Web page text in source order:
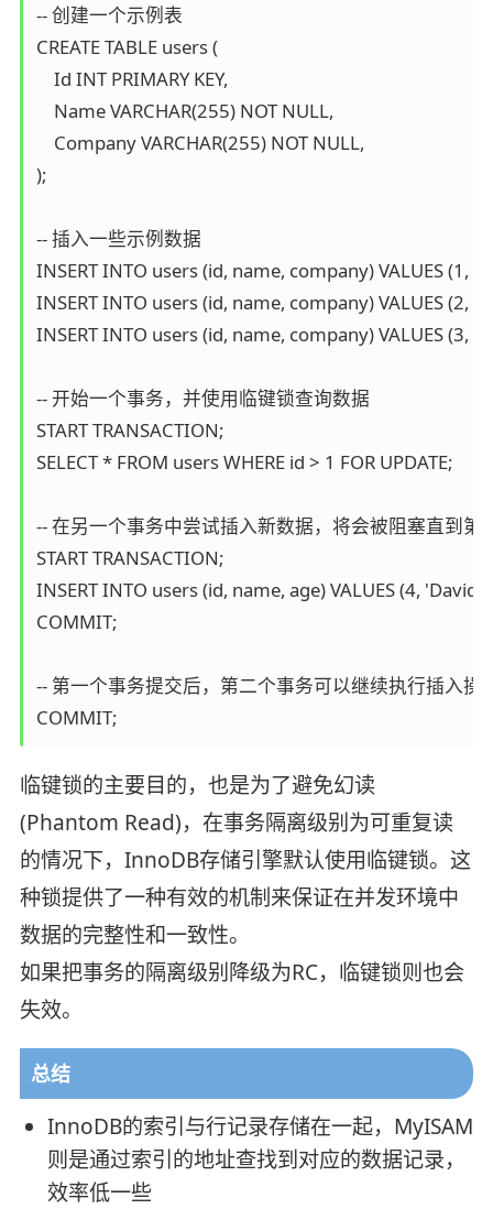
-- 创建一个示例表
CREATE TABLE users (
    Id INT PRIMARY KEY,
    Name VARCHAR(255) NOT NULL,
    Company VARCHAR(255) NOT NULL,
);
-- 插入一些示例数据
INSERT INTO users (id, name, company) VALUES (1,
INSERT INTO users (id, name, company) VALUES (2,
INSERT INTO users (id, name, company) VALUES (3,
-- 开始一个事务，并使用临键锁查询数据
START TRANSACTION;
SELECT * FROM users WHERE id > 1 FOR UPDATE;
-- 在另一个事务中尝试插入新数据，将会被阻塞直到
START TRANSACTION;
INSERT INTO users (id, name, age) VALUES (4,
COMMIT;
-- 第一个事务提交后，第二个事务可以继续执行插入
COMMIT;
临键锁的主要目的，也是为了避免幻读
(Phantom Read)，在事务隔离级别为可重复读
的情况下，InnoDB存储引擎默认使用临键锁。这
种锁提供了一种有效的机制来保证在并发环境中
数据的完整性和一致性。
如果把事务的隔离级别降级为RC，临键锁则也会
失效。
总结
InnoDB的索引与行记录存储在一起，MyISAM
则是通过索引的地址查找到对应的数据记录，
效率低一些